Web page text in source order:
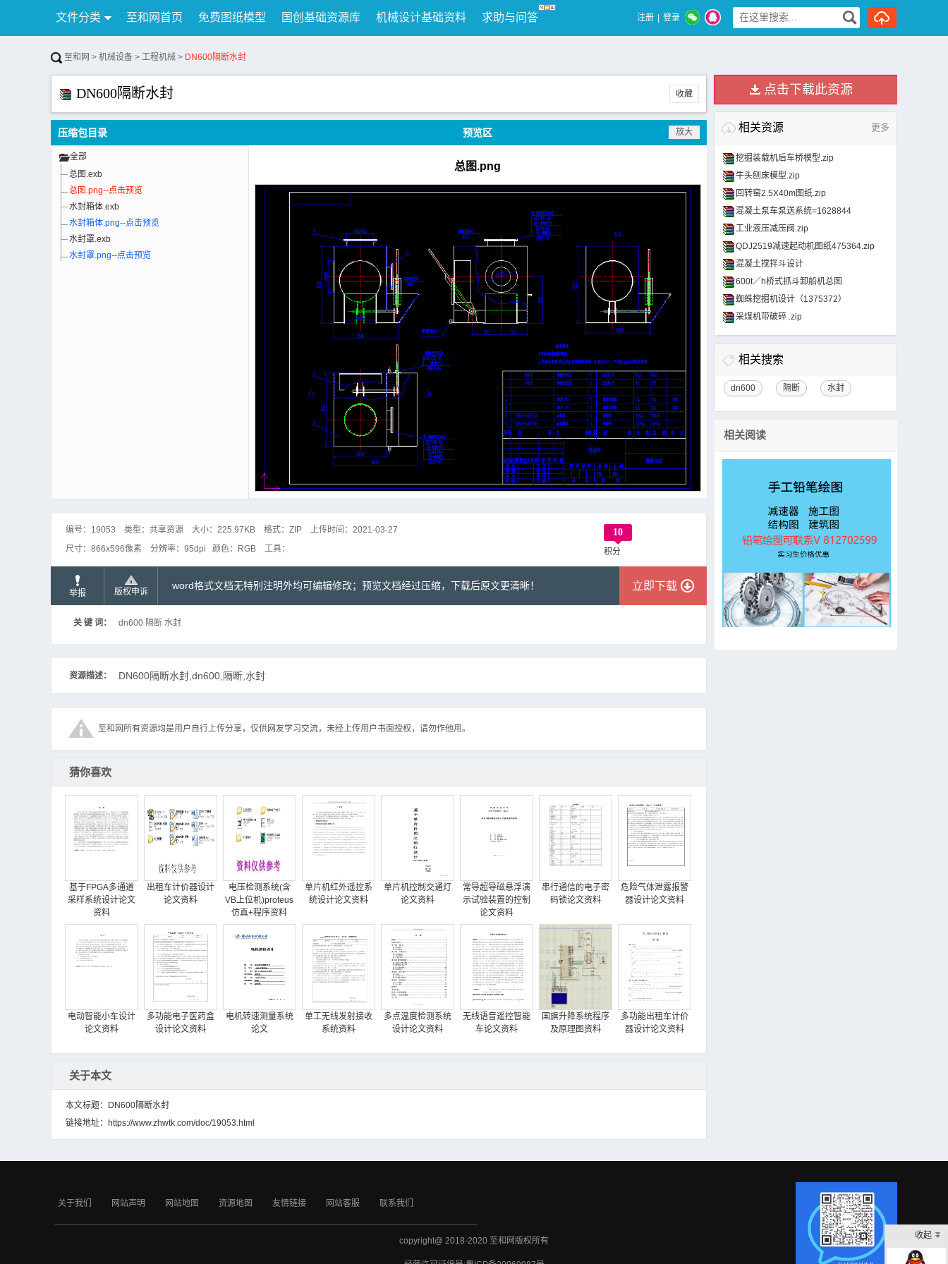
文件分类 至和网首页 免费图纸模型 国创基础资源库 机械设计基础资料 求助与问答
行业资讯 公告 联系我们
注册 登录
至和网 > 机械设备 > 工程机械 > DN600隔断水封
DN600隔断水封 收藏
压缩包目录 预览区
全部
总图.exb
总图.png--点击预览
水封箱体.exb
水封箱体.png--点击预览
水封罩.exb
水封罩.png--点击预览
总图.png
编号： 19053 类型： 共享资源 大小： 225.97KB 格式： ZIP 上传时间： 2021-03-27
尺寸： 866x596像素 分辨率： 95dpi 颜色： RGB 工具：
10
积分
举报 版权申诉
word格式文档无特别注明外均可编辑修改；预览文档经过压缩，下载后原文更清晰！ 立即下载
关 键 词： dn600 隔断 水封
资源描述： DN600隔断水封,dn600,隔断,水封
至和网所有资源均是用户自行上传分享，仅供网友学习交流，未经上传用户书面授权，请勿作他用。
猜你喜欢
基于FPGA多通道
采样系统设计论文
资料
出租车计价器设计
论文资料
电压检测系统(含
VB上位机)proteus
仿真+程序资料
单片机红外遥控系
统设计论文资料
单片机控制交通灯
论文资料
常导超导磁悬浮演
示试验装置的控制
论文资料
串行通信的电子密
码锁论文资料
危险气体泄露报警
器设计论文资料
电动智能小车设计
论文资料
多功能电子医药盒
设计论文资料
电机转速测量系统
论文
单工无线发射接收
系统资料
多点温度检测系统
设计论文资料
无线语音遥控智能
车论文资料
国旗升降系统程序
及原理图资料
多功能出租车计价
器设计论文资料
关于本文
本文标题：DN600隔断水封
链接地址： https://www.zhwtk.com/doc/19053.html
点击下载此资源
相关资源 更多
挖掘装载机后车桥模型.zip
牛头刨床模型.zip
回转窑2.5X40m图纸.zip
混凝土泵车泵送系统=1628844
工业液压减压阀.zip
QDJ2519减速起动机图纸475364.zip
混凝土搅拌斗设计
600t／h桥式抓斗卸船机总图
蜘蛛挖掘机设计（1375372）
采煤机带破碎 .zip
相关搜索
dn600 隔断 水封
相关阅读
关于我们 网站声明 网站地图 资源地图 友情链接 网站客服 联系我们
copyright@ 2018-2020 至和网版权所有
收起